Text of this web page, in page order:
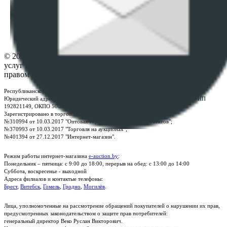
Настройки cookie-файлов
© 2026 Республиканское унитарное предприятие по оказанию
услуг "БелЮрОбеспечение" - Все права защищены авторским
правом
Республиканское унитарное предприятие по оказанию услуг "БелЮрОбеспечение"
Юридический адрес: г. Минск, пр-т. Дзержинского, 1Б, e-mail:
, УНП
192821149, ОКПО 500111895000
Зарегистрировано в торговом реестре Республики Беларусь:
№310994 от 10.03.2017 "Оптовая торговля без торговых объектов";
№370993 от 10.03.2017 "Торговля на аукционах";
№401394 от 27.12.2017 "Интернет-магазин".
Режим работы интернет-магазина e-auction.by:
Понедельник – пятница: с 9:00 до 18:00, перерыв на обед: с 13:00 до 14:00
Суббота, воскресенье - выходной
Адреса филиалов и контактые телефоны:
Брест, Витебск Гомель Гродно Могилёв
Лица, уполномоченные на рассмотрение обращений покупателей о нарушении их прав,
предусмотренных законодательством о защите прав потребителей:
генеральный директор Веко Руслан Викторович.